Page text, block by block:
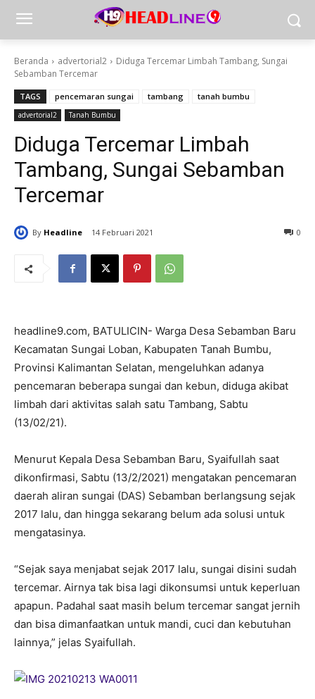
Beranda advertorial2
Diduga Tercemar Limbah Tambang, Sungai
Sebamban Tercemar
TAGS pencemaran sungai tambang tanah bumbu
advertorial2 Tanah Bumbu
Diduga Tercemar Limbah
Tambang, Sungai Sebamban
Tercemar
By Headline 14 Februari 2021 0
headline9.com, BATULICIN- Warga Desa Sebamban Baru
Kecamatan Sungai Loban, Kabupaten Tanah Bumbu,
Provinsi Kalimantan Selatan, mengeluhkan adanya
pencemaran beberapa sungai dan kebun, diduga akibat
limbah dari aktivitas salah satu Tambang, Sabtu
(13/02/21).
Menurut Kepala Desa Sebamban Baru, Syaifullah saat
dikonfirmasi, Sabtu (13/2/2021) mengatakan pencemaran
daerah aliran sungai (DAS) Sebamban berlangsung sejak
2017 lalu, dan hingga sekarang belum ada solusi untuk
mengatasinya.
“Sejak saya menjabat sejak 2017 lalu, sungai disini sudah
tercemar. Airnya tak bisa lagi dikonsumsi untuk keperluan
apapun. Padahal saat masih belum tercemar sangat jernih
dan bisa dimanfaatkan untuk mandi, cuci dan kebutuhan
lainnya,” jelas Syaifullah.